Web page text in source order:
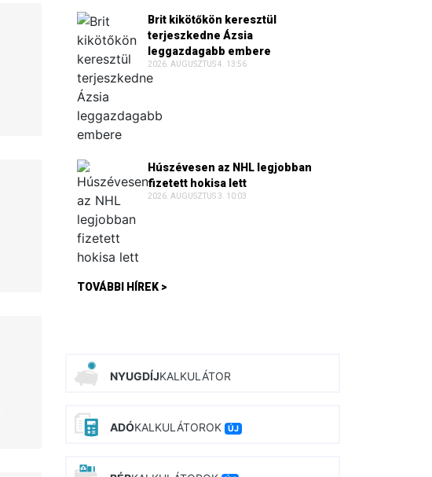
Brit kikötőkön keresztül
terjeszkedne Ázsia
leggazdagabb embere
2026. AUGUSZTUS 4. 13:56
Húszévesen az NHL legjobban
fizetett hokisa lett
2026. AUGUSZTUS 3. 10:03
TOVÁBBI HÍREK >
NYUGDÍJKALKULÁTOR
ADÓKALKULÁTOROK ÚJ